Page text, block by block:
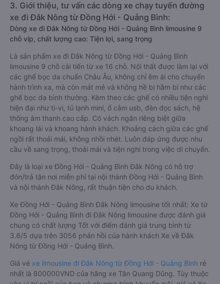
3. Giới thiệu, tư vấn các dòng xe chạy tuyến đường
xe đi Đắk Nông từ Đồng Hới - Quảng Bình:
Dòng xe đi Đắk Nông từ Đồng Hới - Quảng Bình limousine 9
chỗ vip, chất lượng cao: Tiện lợi, sang trọng
Là sản phẩm xe đi Đắk Nông từ Đồng Hới - Quảng Bình
limousine 9 chỗ cải tiến từ xe 16 chỗ. Nội thất được làm lại với
các ghế bọc da chuẩn Châu Âu, không chỉ êm ái cho chuyến
hành trình xa, mà còn mát mẻ và không hề bị hầm bí như các
ghế bọc da bình thường. Kèm theo các ghế có nhiều tiện nghi
hiện đại như ti-vi, tủ lạnh mini, ổ cắm usb, đèn đọc sách, hệ
thống âm thanh cao cấp. Có vách ngăn riêng biệt giữa
khoang lái và khoang hành khách. Khoảng cách giữa các ghế
ngồi rất thoải mái, không nhồi nhét. Luôn đáp ứng được nhu
cầu về sang trọng, thoải mái và tiện nghi trong việc di chuyển.
Đây là loại xe Đồng Hới - Quảng Bình Đắk Nông có hỗ trợ
đón/trả tận nơi miễn phí tại nội thành Đồng Hới - Quảng Bình
và nội thành Đắk Nông, rất thuận tiện cho du khách.
Xe Đồng Hới - Quảng Bình Đắk Nông limousine tốt nhất: Xe từ
Đồng Hới - Quảng Bình đi Đắk Nông limousine được đánh giá
chung có chất lượng Tốt với điểm đánh giá trung bình từ
3.6/5 dựa trên 3056 phản hồi của hành khách Xe về Đắk
Nông từ Đồng Hới - Quảng Bình.
Giá vé xe limousine đi Đắk Nông từ Đồng Hới - Quảng Bình rẻ
nhất là 800000VND của hãng xe Tân Quang Dũng. Tùy thuộc